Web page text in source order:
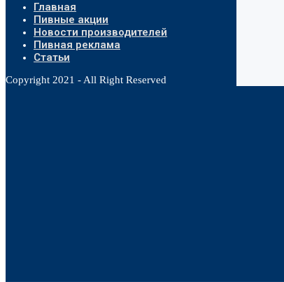
Главная
Пивные акции
Новости производителей
Пивная реклама
Статьи
Copyright 2021 - All Right Reserved